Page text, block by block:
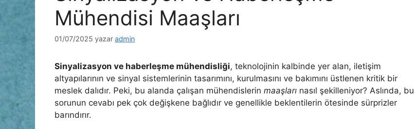
Mühendisi Maaşları
01/07/2025 yazar admin
Sinyalizasyon ve haberleşme mühendisliği, teknolojinin kalbinde yer alan, iletişim
altyapılarının ve sinyal sistemlerinin tasarımını, kurulmasını ve bakımını üstlenen kritik bir
meslek dalıdır. Peki, bu alanda çalışan mühendislerin maaşları nasıl şekilleniyor? Aslında, bu
sorunun cevabı pek çok değişkene bağlıdır ve genellikle beklentilerin ötesinde sürprizler
barındırır.